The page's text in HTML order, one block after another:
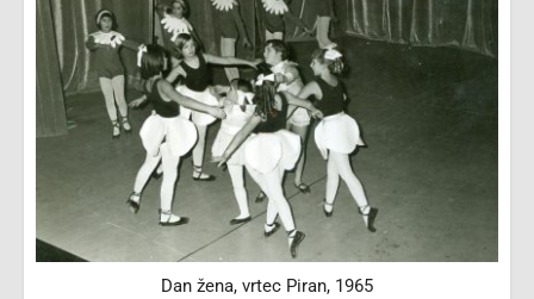
Dan žena, vrtec Piran, 1965